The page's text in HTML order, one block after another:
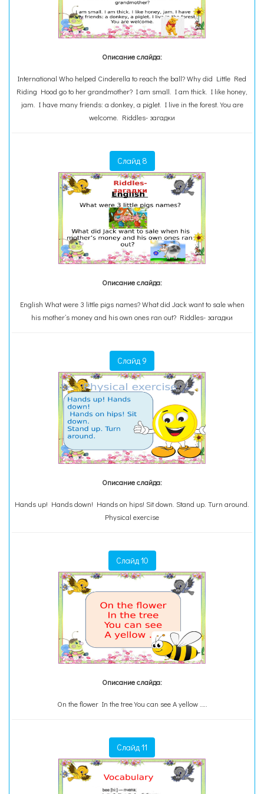
Описание слайда:
International Who helped Cinderella to reach the ball? Why did Little Red
Riding Hood go to her grandmother? I am small. I am thick. I like honey,
jam. I have many friends: a donkey, a piglet. I live in the forest. You are
welcome. Riddles- загадки
Слайд 8
Описание слайда:
English What were 3 little pigs names? What did Jack want to sale when
his mother’s money and his own ones ran out? Riddles- загадки
Слайд 9
Описание слайда:
Hands up! Hands down! Hands on hips! Sit down. Stand up. Turn around.
Physical exercise
Слайд 10
Описание слайда:
On the flower In the tree You can see A yellow …..
Слайд 11